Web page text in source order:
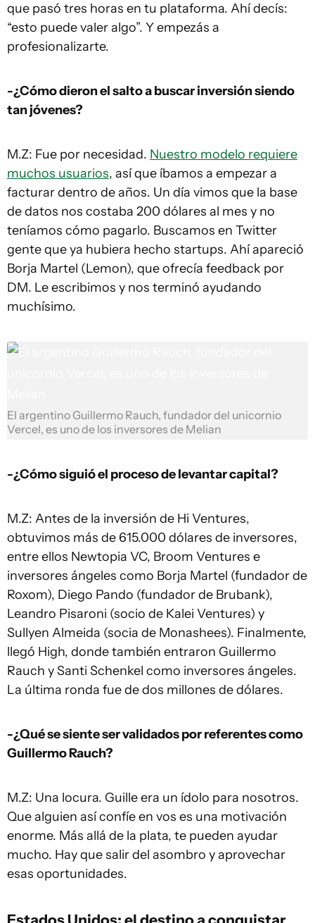
que pasó tres horas en tu plataforma. Ahí decís:
“esto puede valer algo”. Y empezás a
profesionalizarte.
-¿Cómo dieron el salto a buscar inversión siendo
tan jóvenes?
M.Z: Fue por necesidad. Nuestro modelo requiere
muchos usuarios, así que íbamos a empezar a
facturar dentro de años. Un día vimos que la base
de datos nos costaba 200 dólares al mes y no
teníamos cómo pagarlo. Buscamos en Twitter
gente que ya hubiera hecho startups. Ahí apareció
Borja Martel (Lemon), que ofrecía feedback por
DM. Le escribimos y nos terminó ayudando
muchísimo.
El argentino Guillermo Rauch, fundador del unicornio
Vercel, es uno de los inversores de Melian
-¿Cómo siguió el proceso de levantar capital?
M.Z: Antes de la inversión de Hi Ventures,
obtuvimos más de 615.000 dólares de inversores,
entre ellos Newtopia VC, Broom Ventures e
inversores ángeles como Borja Martel (fundador de
Roxom), Diego Pando (fundador de Brubank),
Leandro Pisaroni (socio de Kalei Ventures) y
Sullyen Almeida (socia de Monashees). Finalmente,
llegó High, donde también entraron Guillermo
Rauch y Santi Schenkel como inversores ángeles.
La última ronda fue de dos millones de dólares.
-¿Qué se siente ser validados por referentes como
Guillermo Rauch?
M.Z: Una locura. Guille era un ídolo para nosotros.
Que alguien así confíe en vos es una motivación
enorme. Más allá de la plata, te pueden ayudar
mucho. Hay que salir del asombro y aprovechar
esas oportunidades.